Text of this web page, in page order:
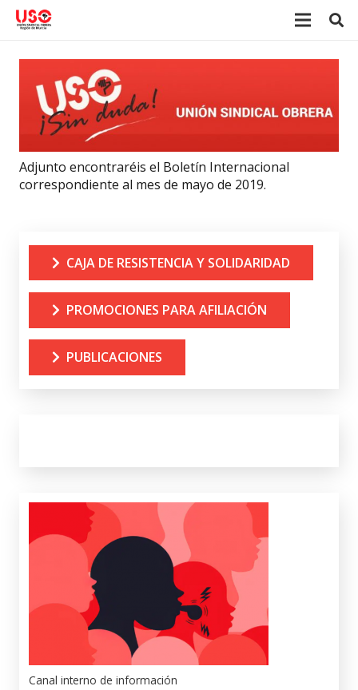
Adjunto encontraréis el Boletín Internacional
correspondiente al mes de mayo de 2019.
CAJA DE RESISTENCIA Y SOLIDARIDAD
PROMOCIONES PARA AFILIACIÓN
PUBLICACIONES
Canal interno de información